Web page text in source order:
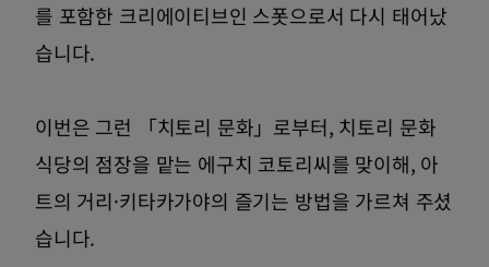
를 포함한 크리에이티브인 스폿으로서 다시 태어났
습니다.
이번은 그런 「치토리 문화」로부터, 치토리 문화
식당의 점장을 맡는 에구치 코토리씨를 맞이해, 아
트의 거리·키타카가야의 즐기는 방법을 가르쳐 주셨
습니다.